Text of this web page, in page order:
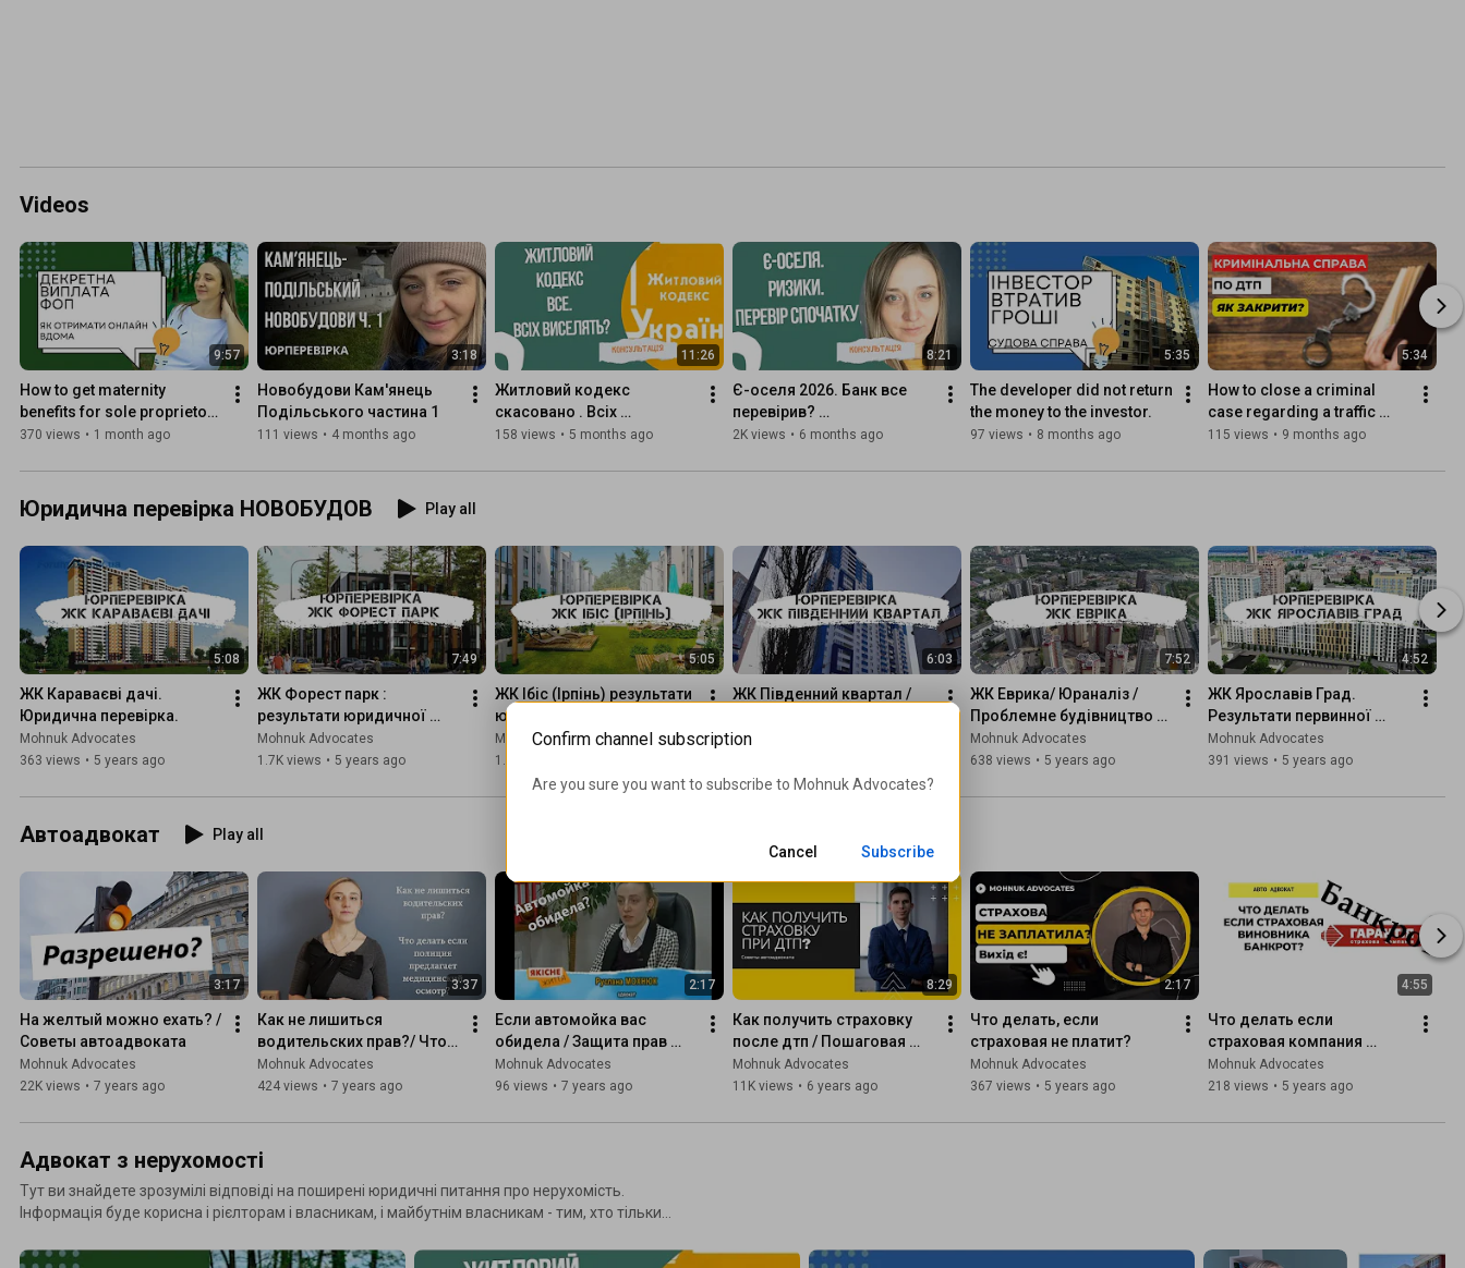
Videos
9:57
How to get maternity
benefits for sole proprietors
online. Full instructions in
370 views • 1 month ago
3:18
Новобудови Кам'янець
Подільського частина 1
111 views • 4 months ago
11:26
Житловий кодекс
скасовано . Всіх
виселять? Що далі?
158 views • 5 months ago
8:21
Є-оселя 2026. Банк все
перевірив?
Найризикованіші моменти,
2K views • 6 months ago
5:35
The developer did not return
the money to the investor.
97 views • 8 months ago
5:34
How to close a criminal
case regarding a traffic
accident?
115 views • 9 months ago
Юридична перевірка НОВОБУДОВ Play all
5:08
ЖК Караваєві дачі.
Юридична перевірка.
Mohnuk Advocates
363 views • 5 years ago
7:49
ЖК Форест парк :
результати юридичної
перевірки адвоката /
Ексклюзивне відео
Mohnuk Advocates
1.7K views • 5 years ago
5:05
ЖК Ібіс (Ірпінь) результати
юридичної перевірки. Що
чекає на інвесторів / ЖК
ибис.
Mohnuk Advocates
1.4K views
6:03
ЖК Південний квартал /
Mohnuk Advocates
7:52
ЖК Еврика/ Юраналіз /
Проблемне будівництво
чи перспективна
квартира?
Mohnuk Advocates
638 views • 5 years ago
4:52
ЖК Ярославів Град.
Результати первинної
юридичної перевірки.
Mohnuk Advocates
391 views • 5 years ago
Автоадвокат Play all
3:17
На желтый можно ехать? /
Советы автоадвоката
Mohnuk Advocates
22K views • 7 years ago
3:37
Как не лишиться
водительских прав?/ Что
делать если полиция
предлагает медицинский
Mohnuk Advocates
424 views • 7 years ago
2:17
Если автомойка вас
обидела / Защита прав
автовладельцев
Mohnuk Advocates
96 views • 7 years ago
8:29
Как получить страховку
после дтп / Пошаговая
инструкция как получить
выплату по страховке
Mohnuk Advocates
11K views • 6 years ago
2:17
Что делать, если
страховая не платит?
Mohnuk Advocates
367 views • 5 years ago
4:55
Что делать если
страховая компания
виновника банкрот?
Mohnuk Advocates
218 views • 5 years ago
Адвокат з нерухомості
Тут ви знайдете зрозумілі відповіді на поширені юридичні питання про нерухомість.
Інформація буде корисна і рієлторам і власникам, і майбутнім власникам - тим, хто тільки
Confirm channel subscription
Are you sure you want to subscribe to Mohnuk Advocates?
Cancel Subscribe